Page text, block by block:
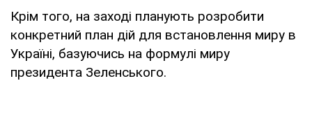
Крім того, на заході планують розробити
конкретний план дій для встановлення миру в
Україні, базуючись на формулі миру
президента Зеленського.